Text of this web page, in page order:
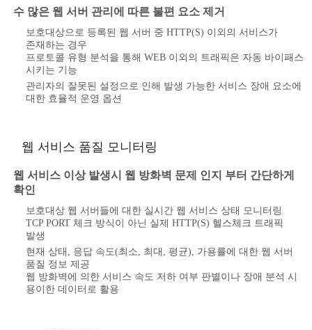
수 많은 웹 서버 관리에 따른 불편 요소 제거
보호대상으로 등록된 웹 서버 중 HTTP(S) 이외의 서비스가
존재하는 경우
프로토콜 유형 분석을 통해 WEB 이외의 트래픽은 자동 바이패스
시키는 기능
관리자의 잘못된 설정으로 인해 발생 가능한 서비스 장애 요소에
대한 효율적 운영 옵션
웹 서비스 품질 모니터링
웹 서비스 이상 발생시 웹 방화벽 문제 인지 부터 간단하게
확인
보호대상 웹 서버들에 대한 실시간 웹 서비스 상태 모니터링
TCP PORT 체크 방식이 아닌 실제 HTTP(S) 헬스체크 트래픽
발생
현재 상태, 응답 속도(최소, 최대, 평균), 가용률에 대한 웹 서버
품질 정보 제공
웹 방화벽에 의한 서비스 속도 저하 여부 판별이나 장애 분석 시
용이한 데이터로 활용